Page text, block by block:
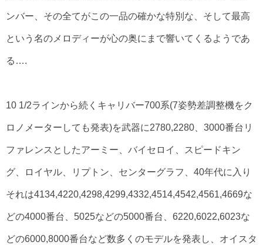
ンバー、その全てがこの一品の確かな特別な、そして最高
という名のメロディーが心の奥にまで響いてくるようであ
る….
10 1/2ラインから続くキャリバー700系(7姿勢差調整機をク
ロノメーターしても発表)を武器に2780,2280、3000番台リ
ファレンスとしたアーミー、バイセロイ、スピードキン
グ、ロイヤル、リプトン、センターグラフ、40年代に入り
それは4134,4220,4298,4299,4332,4514,4542,4561,4669な
どの4000番台、5025などの5000番台、6220,6022,6023な
どの6000,8000番台など数多くのモデルを発表し、オイスタ